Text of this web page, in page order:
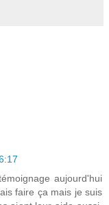
aujourd'hui
faire ça mais je suis